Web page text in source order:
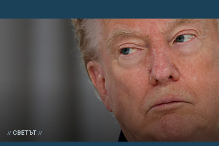
СВЕТЪТ